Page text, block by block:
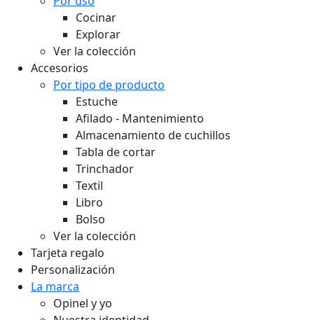
Cocinar
Explorar
Ver la colección
Accesorios
Por tipo de producto
Estuche
Afilado - Mantenimiento
Almacenamiento de cuchillos
Tabla de cortar
Trinchador
Textil
Libro
Bolso
Ver la colección
Tarjeta regalo
Personalización
La marca
Opinel y yo